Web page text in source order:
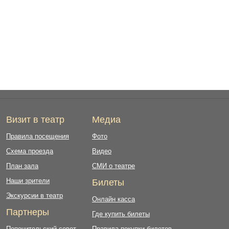
Визит в театр
Правила посещения
Схема проезда
План зала
Наши зрители
Экскурсии в театр
Партнеры
Медиа
Фото
Видео
СМИ о театре
Билеты
Онлайн касса
Где купить билеты